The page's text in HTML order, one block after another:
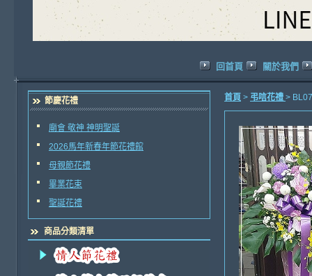
回首頁 關於我們
節慶花禮
廟會 敬神 神明聖誕
2026馬年新春年節花禮館
母親節花禮
畢業花束
聖誕花禮
商品分類清單
首頁 > 弔唁花禮 >